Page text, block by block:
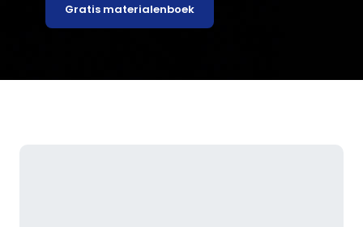
Gratis materialenboek